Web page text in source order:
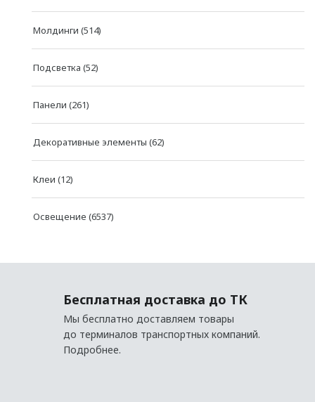
КРАСКИ
Charmant
Потолочные
Трековые
Настенные
Светодиодная лента
Блоки питания
Молдинги (514)
Подсветка (52)
Панели (261)
Декоративные элементы (62)
Клеи (12)
Освещение (6537)
Бесплатная доставка до ТК
Мы бесплатно доставляем товары
до терминалов транспортных компаний.
Подробнее.